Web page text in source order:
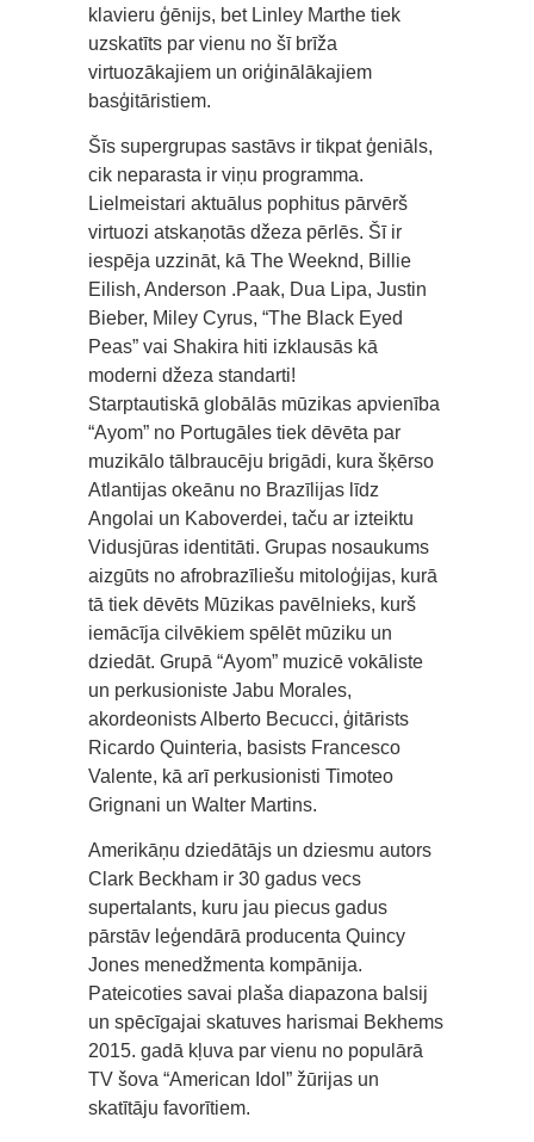
klavieru ģēnijs, bet Linley Marthe tiek
uzskatīts par vienu no šī brīža
virtuozākajiem un oriģinālākajiem
basģitāristiem.
Šīs supergrupas sastāvs ir tikpat ģeniāls,
cik neparasta ir viņu programma.
Lielmeistari aktuālus pophitus pārvērš
virtuozi atskaņotās džeza pērlēs. Šī ir
iespēja uzzināt, kā The Weeknd, Billie
Eilish, Anderson .Paak, Dua Lipa, Justin
Bieber, Miley Cyrus, “The Black Eyed
Peas” vai Shakira hiti izklausās kā
moderni džeza standarti!
Starptautiskā globālās mūzikas apvienība
“Ayom” no Portugāles tiek dēvēta par
muzikālo tālbraucēju brigādi, kura šķērso
Atlantijas okeānu no Brazīlijas līdz
Angolai un Kaboverdei, taču ar izteiktu
Vidusjūras identitāti. Grupas nosaukums
aizgūts no afrobrazīliešu mitoloģijas, kurā
tā tiek dēvēts Mūzikas pavēlnieks, kurš
iemācīja cilvēkiem spēlēt mūziku un
dziedāt. Grupā “Ayom” muzicē vokāliste
un perkusioniste Jabu Morales,
akordeonists Alberto Becucci, ģitārists
Ricardo Quinteria, basists Francesco
Valente, kā arī perkusionisti Timoteo
Grignani un Walter Martins.
Amerikāņu dziedātājs un dziesmu autors
Clark Beckham ir 30 gadus vecs
supertalants, kuru jau piecus gadus
pārstāv leģendārā producenta Quincy
Jones menedžmenta kompānija.
Pateicoties savai plaša diapazona balsij
un spēcīgajai skatuves harismai Bekhems
2015. gadā kļuva par vienu no populārā
TV šova “American Idol” žūrijas un
skatītāju favorītiem.